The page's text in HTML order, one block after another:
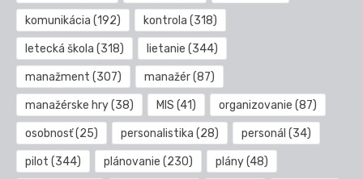
komunikácia (192) kontrola (318)
letecká škola (318) lietanie (344)
manažment (307) manažér(87)
manažérske hry(38) MIS (41) organizovanie (87)
osobnosť(25) personalistika (28) personál (34)
pilot (344) plánovanie (230) plány(48)